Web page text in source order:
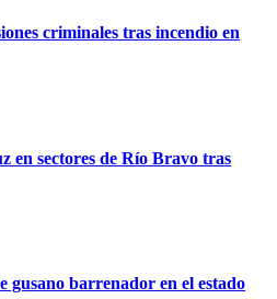
criminales tras incendio en
en sectores de Río Bravo tras
gusano barrenador en el estado